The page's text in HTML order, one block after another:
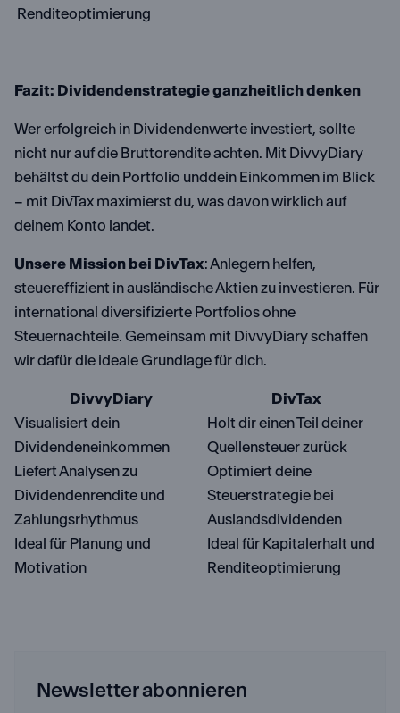
Renditeoptimierung
Fazit: Dividendenstrategie ganzheitlich denken
Wer erfolgreich in Dividendenwerte investiert, sollte
nicht nur auf die Bruttorendite achten. Mit DivvyDiary
behältst du dein Portfolio unddein Einkommen im Blick
– mit DivTax maximierst du, was davon wirklich auf
deinem Konto landet.
Unsere Mission bei DivTax: Anlegern helfen,
steuereffizient in ausländische Aktien zu investieren. Für
international diversifizierte Portfolios ohne
Steuernachteile. Gemeinsam mit DivvyDiary schaffen
wir dafür die ideale Grundlage für dich.
DivvyDiary
DivTax
Visualisiert dein
Dividendeneinkommen
Holt dir einen Teil deiner
Quellensteuer zurück
Liefert Analysen zu
Dividendenrendite und
Zahlungsrhythmus
Optimiert deine
Steuerstrategie bei
Auslandsdividenden
Ideal für Planung und
Motivation
Ideal für Kapitalerhalt und
Renditeoptimierung
Newsletter abonnieren